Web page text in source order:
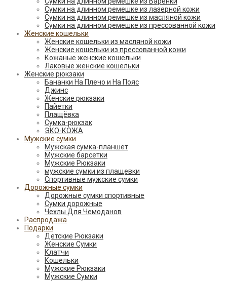
Сумки на длинном ремешке из лазерной кожи
Сумки на длинном ремешке из масляной кожи
Сумки на длинном ремешке из прессованной кожи
Женские кошельки
Женские кошельки из масляной кожи
Женские кошельки из прессованной кожи
Кожаные женские кошельки
Лаковые женские кошельки
Женские рюкзаки
Бананки На Плечо и На Пояс
Джинс
Женские рюкзаки
Пайетки
Плащёвка
Сумка-рюкзак
ЭКО-КОЖА
Мужские сумки
Мужская сумка-планшет
Мужские барсетки
Мужские Рюкзаки
мужские сумки из плащевки
Спортивные мужские сумки
Дорожные сумки
Дорожные сумки спортивные
Сумки дорожные
Чехлы Для Чемоданов
Распродажа
Подарки
Детские Рюкзаки
Женские Сумки
Клатчи
Кошельки
Мужские Рюкзаки
Мужские Сумки